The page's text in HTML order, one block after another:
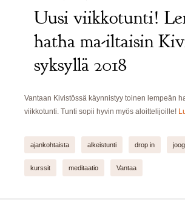
Uusi viikkotunti!
hatha ma-iltaisin
syksyllä 2018
Vantaan Kivistössä käynnistyy toinen lempeän
viikkotunti. Tunti sopii hyvin myös aloittelijoille!
ajankohtaista alkeistunti drop in
kurssit meditaatio Vantaa